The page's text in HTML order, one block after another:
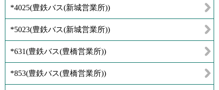
*4025(豊鉄バス(新城営業所))
*5023(豊鉄バス(新城営業所))
*631(豊鉄バス(豊橋営業所))
*853(豊鉄バス(豊橋営業所))